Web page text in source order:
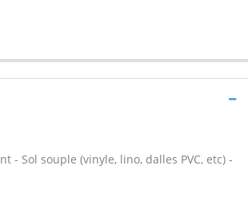
- Sol souple (vinyle, lino, dalles PVC, etc) -